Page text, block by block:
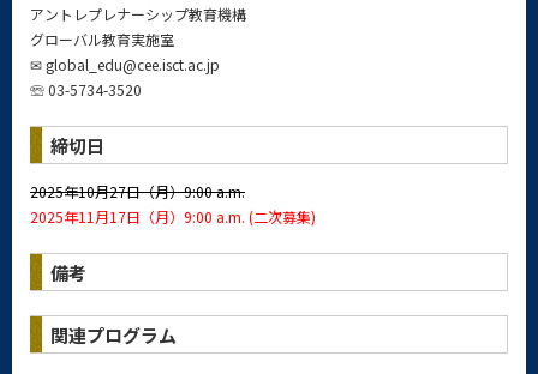
アントレプレナーシップ教育機構
グローバル教育実施室
✉ global_edu@cee.isct.ac.jp
☏ 03-5734-3520
締切日
2025年10月27日（月）9:00 a.m.
2025年11月17日（月）9:00 a.m. (二次募集)
備考
関連プログラム